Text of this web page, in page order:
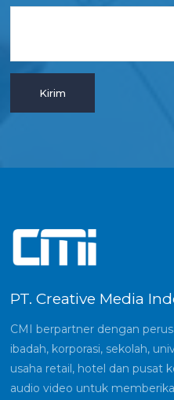
PT. Creative Media
CMI berpartner dengan
ibadah, korporasi, sekolah,
usaha retail, hotel dan pusat
audio video untuk